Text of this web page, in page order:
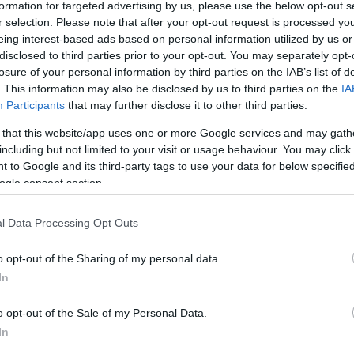
for targeted advertising by us, please use the below opt-out
selection. Please note that after your opt-out request is processed
interest-based ads based on personal information utilized by us
to third parties prior to your opt-out. You may separately
of your personal information by third parties on the IAB’s list of
This information may also be disclosed by us to third parties on the
Participants that may further disclose it to other third parties.
that this website/app uses one or more Google services and may
but not limited to your visit or usage behaviour. You may
to Google and its third-party tags to use your data for below
consent section.
Data Processing Opt Outs
opt-out of the Sharing of my personal data.
opt-out of the Sale of my Personal Data.
diritto alla cassa
del Lavoro, Nunzia
in base ai numeri forniti
aventi diritto alla cassa integrazione. Sono invece
ricevuto un pagamento. Al 9 luglio sono
sono quelle autorizzate, mentre 79.000 quelle
sono 109.000. L’indice di autorizzazione di
(al 7 luglio) sono 3,1 milioni i lavoratori per
Di questi poco più 3 milioni pagate mentre quelle
di 3,1 milioni di pagamento delle prestazioni
sforzo per tutelare i lavoratori. L’Inps ha dovuto